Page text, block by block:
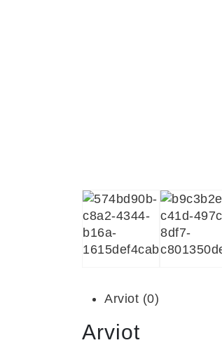
Arviot (0)
Arviot